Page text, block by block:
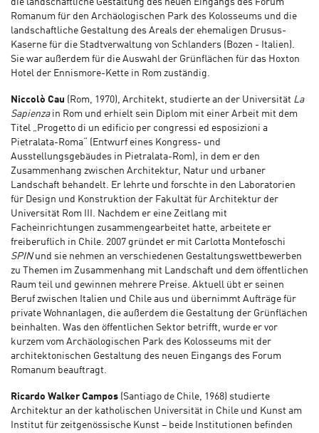
die landschaftliche Gestaltung des neuen Eingangs des Forum
Romanum für den Archäologischen Park des Kolosseums und die
landschaftliche Gestaltung des Areals der ehemaligen Drusus-
Kaserne für die Stadtverwaltung von Schlanders (Bozen - Italien).
Sie war außerdem für die Auswahl der Grünflächen für das Hoxton
Hotel der Ennismore-Kette in Rom zuständig.
Niccolò Cau (Rom, 1970), Architekt, studierte an der Universität La
Sapienzain Rom und erhielt sein Diplom mit einer Arbeit mit dem
Titel „Progetto di un edificio per congressi ed esposizioni a
Pietralata-Roma“ (Entwurf eines Kongress- und
Ausstellungsgebäudes in Pietralata-Rom), in dem er den
Zusammenhang zwischen Architektur, Natur und urbaner
Landschaft behandelt. Er lehrte und forschte in den Laboratorien
für Design und Konstruktion der Fakultät für Architektur der
Universität Rom III. Nachdem er eine Zeitlang mit
Facheinrichtungen zusammengearbeitet hatte, arbeitete er
freiberuflich in Chile. 2007 gründet er mit Carlotta Montefoschi
SPINund sie nehmen an verschiedenen Gestaltungswettbewerben
zu Themen im Zusammenhang mit Landschaft und dem öffentlichen
Raum teil und gewinnen mehrere Preise. Aktuell übt er seinen
Beruf zwischen Italien und Chile aus und übernimmt Aufträge für
private Wohnanlagen, die außerdem die Gestaltung der Grünflächen
beinhalten. Was den öffentlichen Sektor betrifft, wurde er vor
kurzem vom Archäologischen Park des Kolosseums mit der
architektonischen Gestaltung des neuen Eingangs des Forum
Romanum beauftragt.
Ricardo Walker Campos (Santiago de Chile, 1968) studierte
Architektur an der katholischen Universität in Chile und Kunst am
Institut für zeitgenössische Kunst – beide Institutionen befinden